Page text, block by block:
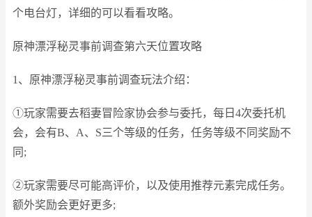
个电台灯，详细的可以看看攻略。
原神漂浮秘灵事前调查第六天位置攻略
1、原神漂浮秘灵事前调查玩法介绍：
①玩家需要去稻妻冒险家协会参与委托，每日4次委托机
会，会有B、A、S三个等级的任务，任务等级不同奖励不
同;
②玩家需要尽可能高评价，以及使用推荐元素完成任务。
额外奖励会更好更多;